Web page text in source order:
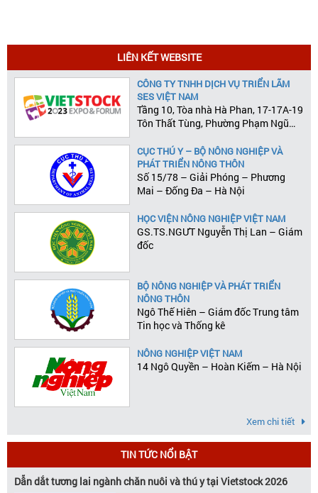
LIÊN KẾT WEBSITE
CÔNG TY TNHH DỊCH VỤ TRIỂN LÃM
SES VIỆT NAM
Tầng 10, Tòa nhà Hà Phan, 17-17A-19
Tôn Thất Tùng, Phường Phạm Ngũ
CỤC THÚ Y – BỘ NÔNG NGHIỆP VÀ
PHÁT TRIỂN NÔNG THÔN
Số 15/78 – Giải Phóng – Phương
Mai – Đống Đa – Hà Nội
HỌC VIỆN NÔNG NGHIỆP VIỆT NAM
GS.TS.NGƯT Nguyễn Thị Lan – Giám
đốc
BỘ NÔNG NGHIỆP VÀ PHÁT TRIỂN
NÔNG THÔN
Ngô Thế Hiên – Giám đốc Trung tâm
Tin học và Thống kê
NÔNG NGHIỆP VIỆT NAM
14 Ngô Quyền – Hoàn Kiếm – Hà Nội
Xem chi tiết
TIN TỨC NỔI BẬT
Dẫn dắt tương lai ngành chăn nuôi và thú y tại Vietstock 2026